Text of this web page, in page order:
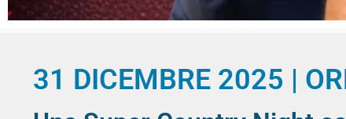
31 DICEMBRE 2025 |